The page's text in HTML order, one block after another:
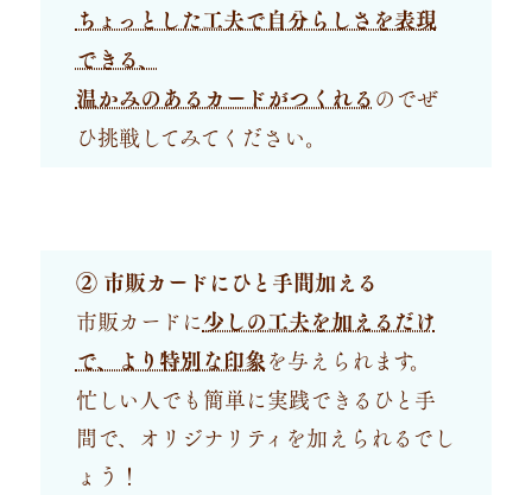
ちょっとした工夫で自分らしさを表現
できる、
温かみのあるカードがつくれるのでぜ
ひ挑戦してみてください。
② 市販カードにひと手間加える
市販カードに少しの工夫を加えるだけ
で、より特別な印象を与えられます。
忙しい人でも簡単に実践できるひと手
間で、オリジナリティを加えられるでし
ょう！